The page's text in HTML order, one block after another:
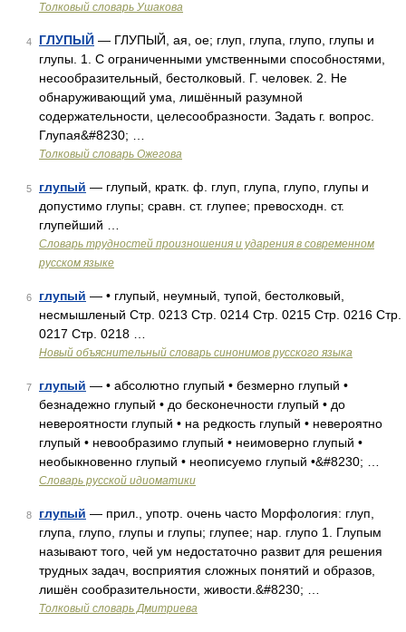
Толковый словарь Ушакова
4 ГЛУПЫЙ — ГЛУПЫЙ, ая, ое; глуп, глупа, глупо, глупы и
глупы. 1. С ограниченными умственными способностями,
несообразительный, бестолковый. Г. человек. 2. Не
обнаруживающий ума, лишённый разумной
содержательности, целесообразности. Задать г. вопрос.
Глупая&#8230; …
Толковый словарь Ожегова
5 глупый — глупый, кратк. ф. глуп, глупа, глупо, глупы и
допустимо глупы; сравн. ст. глупее; превосходн. ст.
глупейший …
Словарь трудностей произношения и ударения в современном
русском языке
6 глупый — • глупый, неумный, тупой, бестолковый,
несмышленый Стр. 0213 Стр. 0214 Стр. 0215 Стр. 0216 Стр.
0217 Стр. 0218 …
Новый объяснительный словарь синонимов русского языка
7 глупый — • абсолютно глупый • безмерно глупый •
безнадежно глупый • до бесконечности глупый • до
невероятности глупый • на редкость глупый • невероятно
глупый • невообразимо глупый • неимоверно глупый •
необыкновенно глупый • неописуемо глупый •&#8230; …
Словарь русской идиоматики
8 глупый — прил., употр. очень часто Морфология: глуп,
глупа, глупо, глупы и глупы; глупее; нар. глупо 1. Глупым
называют того, чей ум недостаточно развит для решения
трудных задач, восприятия сложных понятий и образов,
лишён сообразительности, живости.&#8230; …
Толковый словарь Дмитриева